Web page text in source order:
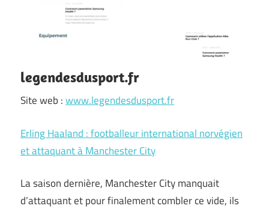
legendesdusport.fr
Site web :www.legendesdusport.fr
Erling Haaland : footballeur international norvégien
et attaquant à Manchester City
La saison dernière, Manchester City manquait
d’attaquant et pour finalement combler ce vide, ils